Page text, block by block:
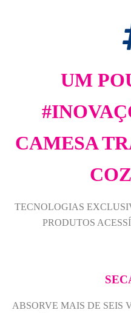
UM
CAMESA
TECNOLOGIAS
PRODUTOS
ABSORVE MAIS DE SEIS